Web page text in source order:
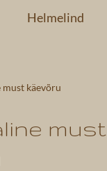
Helmelind
Vaata ostukorvi
käevõru
must